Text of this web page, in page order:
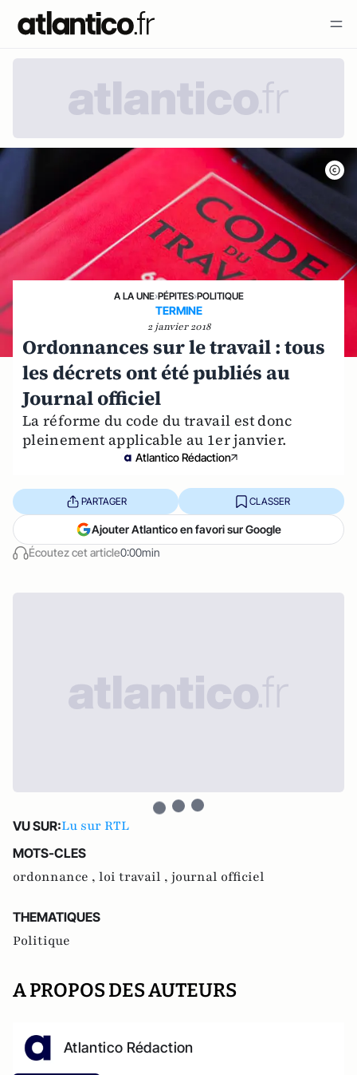
A LA UNE›PÉPITES›POLITIQUE
TERMINE
2 janvier 2018
Ordonnances sur le travail : tous
les décrets ont été publiés au
Journal officiel
La réforme du code du travail est donc
pleinement applicable au 1er janvier.
Atlantico Rédaction
Écoutez cet article0:00min
PARTAGER CLASSER
Ajouter Atlantico en favori sur Google
VU SUR:Lu sur RTL
MOTS-CLES
ordonnance , loi travail , journal officiel
THEMATIQUES
Politique
A PROPOS DES AUTEURS
Atlantico Rédaction